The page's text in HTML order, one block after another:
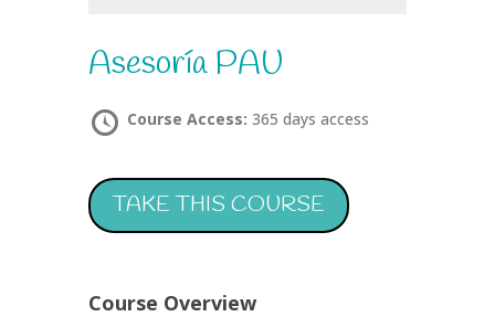
Asesoría PAU
Course Access: 365 days access
TAKE THIS COURSE
Course Overview